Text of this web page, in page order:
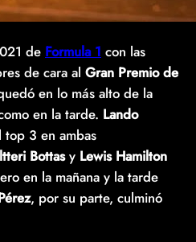
de Formula 1 con las
de cara al Gran Premio de
en lo más alto de la
en la tarde. Lando
3 en ambas
Bottasy Lewis Hamilton
en la mañana y la tarde
, por su parte, culminó